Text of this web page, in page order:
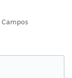
Campos